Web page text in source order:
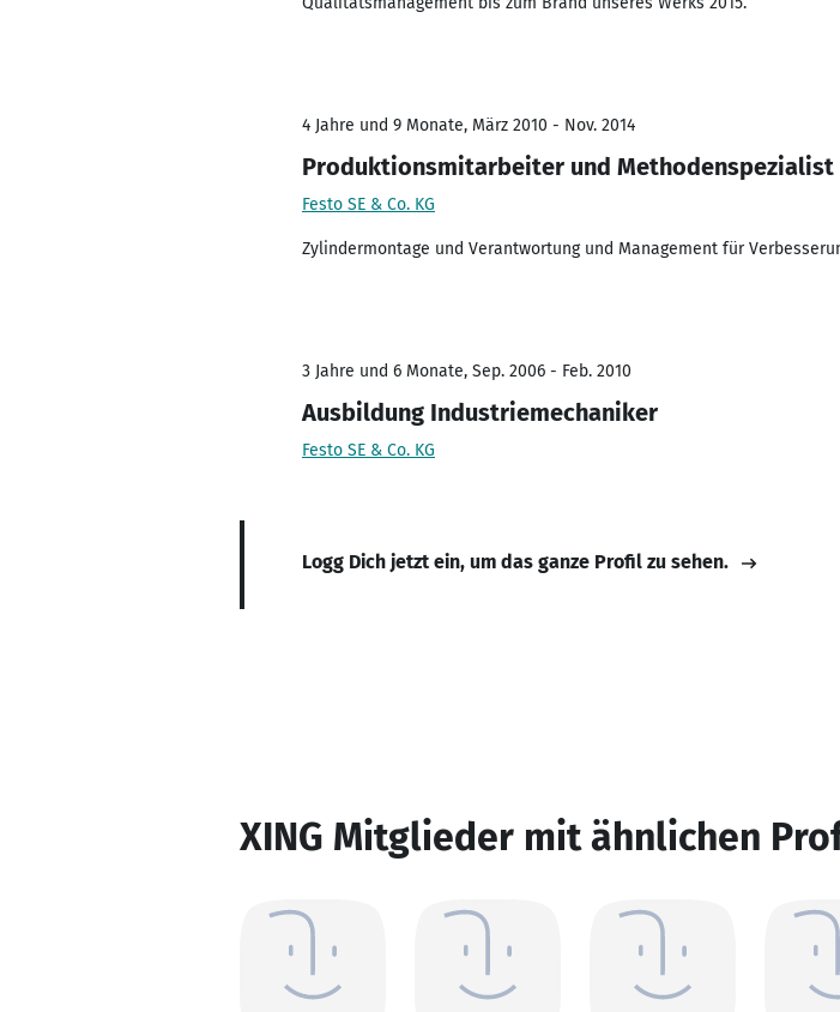
4 Jahre und 9 Monate, März 2010 - Nov. 2014
Produktionsmitarbeiter und Methodenspezialist
Festo SE & Co. KG
Zylindermontage und Verantwortung und Management für
3 Jahre und 6 Monate, Sep. 2006 - Feb. 2010
Ausbildung Industriemechaniker
Festo SE & Co. KG
Logg Dich jetzt ein, um das ganze Profil zu sehen.
XING Mitglieder mit ähnlichen